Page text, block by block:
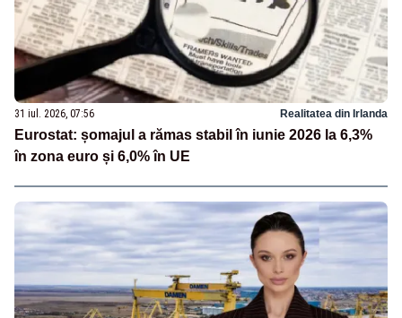
31 iul. 2026, 07:56 Realitatea din Irlanda
Eurostat: șomajul a rămas stabil în iunie 2026 la 6,3%
în zona euro și 6,0% în UE